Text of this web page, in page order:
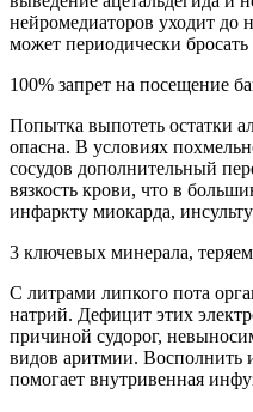
нейромедиаторов уходит до
может периодически
100% запрет на посещение
Попытка выпотеть остатки
опасна. В условиях
сосудов дополнительный
вязкость крови, что в
инфаркту миокарда,
3 ключевых минерала,
С литрами липкого пота
натрий. Дефицит этих
причиной судорог,
видов аритмии. Восполнить
помогает внутривенная